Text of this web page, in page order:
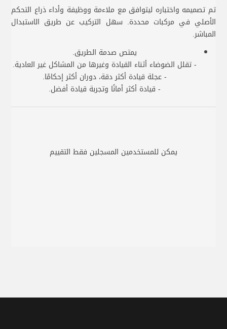
تم تصميمه واختباره ليتوافق مع ملاءمة ووظيفة وأداء ذراع التحكم
الأصلي في مركبات محددة. سهل التركيب عن طريق الاستبدال
المباشر.
يمتص صدمة الطريق.
- تقلل الضوضاء أثناء القيادة وغيرها من المشاكل غير العادية.
- عجلة قيادة أكثر دقة، دوران أكثر إحكامًا.
- قيادة أكثر أمانًا وتجربة قيادة أفضل.
يمكن للمستخدمين المسجلين فقط التقييم